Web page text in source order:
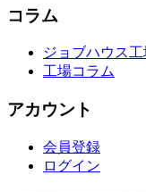
コラム
ジョブハウス
工場コラム
アカウント
会員登録
ログイン